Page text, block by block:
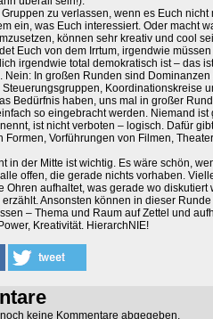
zu verlassen, wenn es Euch
ein, was Euch interessiert. Oder macht
können sehr kreativ und cool
Euch von dem Irrtum, irgendwie
irgendwie total demokratisch ist – das
Nein: In großen Runden sind
Steuerungsgruppen, Koordinationskreise
Bedürfnis haben, uns mal in großer
so eingebracht werden. Niemand
ist nicht verboten – logisch. Dafür
Formen, Vorführungen von Filmen,
in der Mitte ist wichtig. Es wäre schön,
offen, die gerade nichts vorhaben.
Ohren aufhaltet, was gerade wo diskutiert
Ansonsten können in dieser
– Thema und Raum auf Zettel und
Kreativität. HierarchNIE!
keine Kommentare abgegeben.